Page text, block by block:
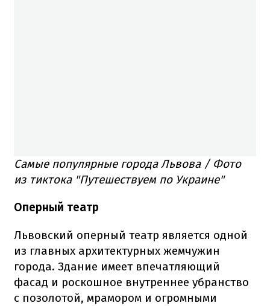
Самые популярные города Львова / Фото
из тиктока "Путешествуем по Украине"
Оперный театр
Львовский оперный театр является одной
из главных архитектурных жемчужин
города. Здание имеет впечатляющий
фасад и роскошное внутреннее убранство
с позолотой, мрамором и огромными